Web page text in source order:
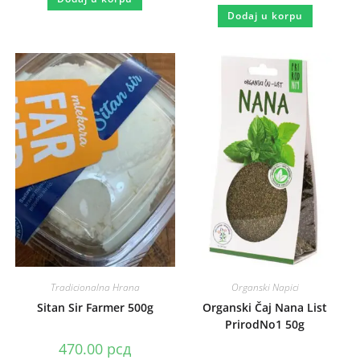
Dodaj u korpu
Tradicionalna Hrana
Sitan Sir Farmer 500g
470.00 рсд
Organski Napici
Organski Čaj Nana List
PrirodNo1 50g